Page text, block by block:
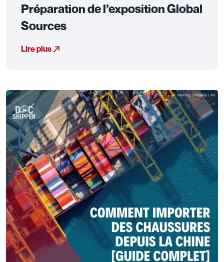
Préparation de l’exposition Global
Sources
Lire plus